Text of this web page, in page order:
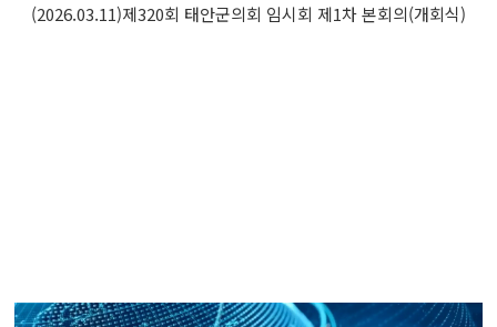
(2026.03.11)제320회 태안군의회 임시회 제1차 본회의(개회식)